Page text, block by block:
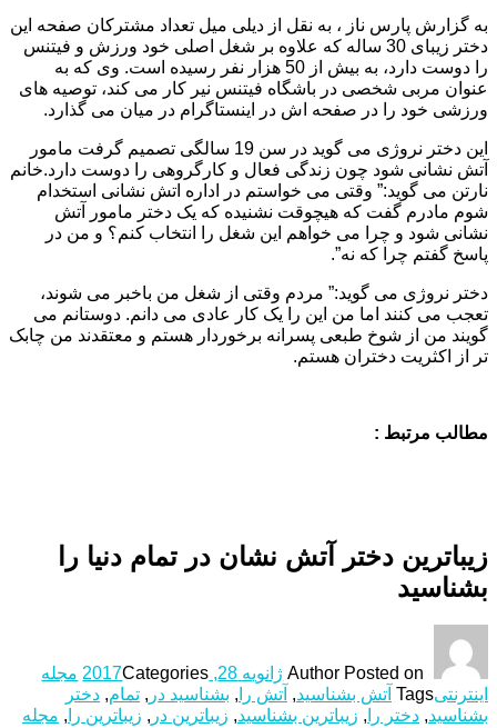
به گزارش پارس ناز ، به نقل از دیلی میل تعداد مشترکان صفحه این
دختر زیبای 30 ساله که علاوه بر شغل اصلی خود ورزش و فیتنس
را دوست دارد، به بیش از 50 هزار نفر رسیده است. وی که به
عنوان مربی شخصی در باشگاه فیتنس نیر کار می کند، توصیه های
ورزشی خود را در صفحه اش در اینستاگرام در میان می گذارد.
این دختر نروژی می گوید در سن 19 سالگی تصمیم گرفت مامور
آتش نشانی شود چون زندگی فعال و کارگروهی را دوست دارد.خانم
نارتن می گوید:” وقتی می خواستم در اداره اتش نشانی استخدام
شوم مادرم گفت که هیچوقت نشنیده که یک دختر مامور آتش
نشانی شود و چرا می خواهم این شغل را انتخاب کنم؟ و من در
پاسخ گفتم چرا که نه”.
دختر نروژی می گوید:” مردم وقتی از شغل من باخبر می شوند،
تعجب می کنند اما من این را یک کار عادی می دانم. دوستانم می
گویند من از شوخ طبعی پسرانه برخوردار هستم و معتقدند من چابک
تر از اکثریت دختران هستم.
مطالب مرتبط :
زیباترین دختر آتش نشان در تمام دنیا را
بشناسید
Author Posted on ژانویه 28, 2017 Categories
مجله
اینترنتیTags آتش بشناسید, آتش را , بشناسید در , تمام, دختر
بشناسید, دختر را , زیباترین بشناسید, زیباترین در , زیباترین را , مجله